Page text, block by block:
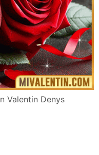
Valentin Denys